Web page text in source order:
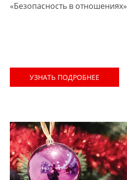
«Безопасность в отношениях»
УЗНАТЬ ПОДРОБНЕЕ